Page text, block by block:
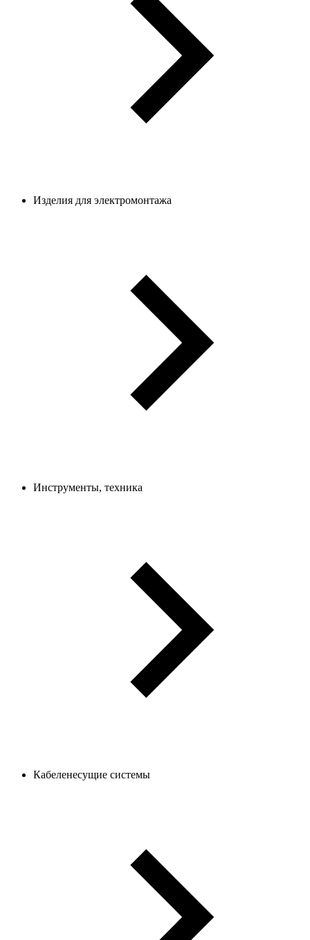
Изделия для электромонтажа
Инструменты, техника
Кабеленесущие системы